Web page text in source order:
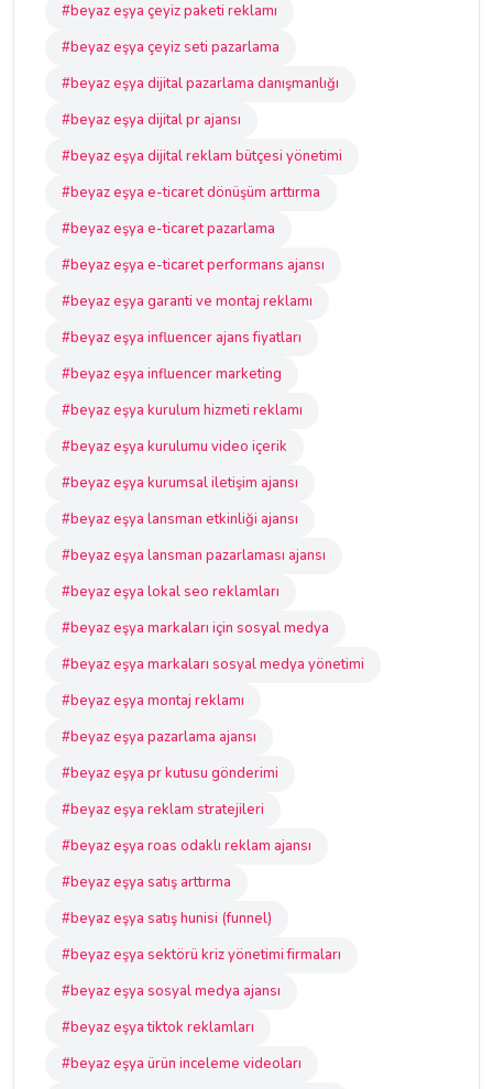
#beyaz eşya çeyiz paketi reklamı
#beyaz eşya çeyiz seti pazarlama
#beyaz eşya dijital pazarlama danışmanlığı
#beyaz eşya dijital pr ajansı
#beyaz eşya dijital reklam bütçesi yönetimi
#beyaz eşya e-ticaret dönüşüm arttırma
#beyaz eşya e-ticaret pazarlama
#beyaz eşya e-ticaret performans ajansı
#beyaz eşya garanti ve montaj reklamı
#beyaz eşya influencer ajans fiyatları
#beyaz eşya influencer marketing
#beyaz eşya kurulum hizmeti reklamı
#beyaz eşya kurulumu video içerik
#beyaz eşya kurumsal iletişim ajansı
#beyaz eşya lansman etkinliği ajansı
#beyaz eşya lansman pazarlaması ajansı
#beyaz eşya lokal seo reklamları
#beyaz eşya markaları için sosyal medya
#beyaz eşya markaları sosyal medya yönetimi
#beyaz eşya montaj reklamı
#beyaz eşya pazarlama ajansı
#beyaz eşya pr kutusu gönderimi
#beyaz eşya reklam stratejileri
#beyaz eşya roas odaklı reklam ajansı
#beyaz eşya satış arttırma
#beyaz eşya satış hunisi (funnel)
#beyaz eşya sektörü kriz yönetimi firmaları
#beyaz eşya sosyal medya ajansı
#beyaz eşya tiktok reklamları
#beyaz eşya ürün inceleme videoları